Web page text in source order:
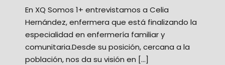
En XQ Somos 1+ entrevistamos a Celia
Hernández, enfermera que está finalizando la
especialidad en enfermería familiar y
comunitaria.Desde su posición, cercana a la
población, nos da su visión en […]